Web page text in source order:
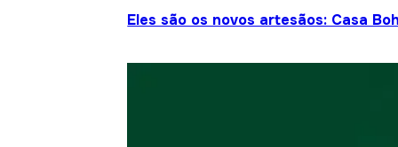
Eles são os novos artesãos: Casa